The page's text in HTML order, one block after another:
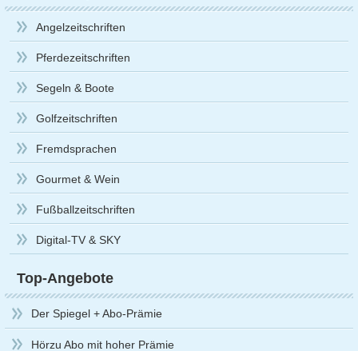
Angelzeitschriften
Pferdezeitschriften
Segeln & Boote
Golfzeitschriften
Fremdsprachen
Gourmet & Wein
Fußballzeitschriften
Digital-TV & SKY
Top-Angebote
Der Spiegel + Abo-Prämie
Hörzu Abo mit hoher Prämie